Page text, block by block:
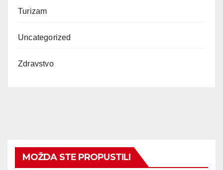
Turizam
Uncategorized
Zdravstvo
MOŽDA STE PROPUSTILI